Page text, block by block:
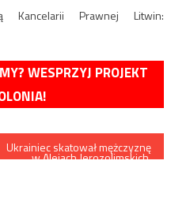
Kancelarii Prawnej Litwin:
WESPRZYJ PROJEKT
Ukrainiec skatował mężczyznę
w Alejach Jerozolimskich,